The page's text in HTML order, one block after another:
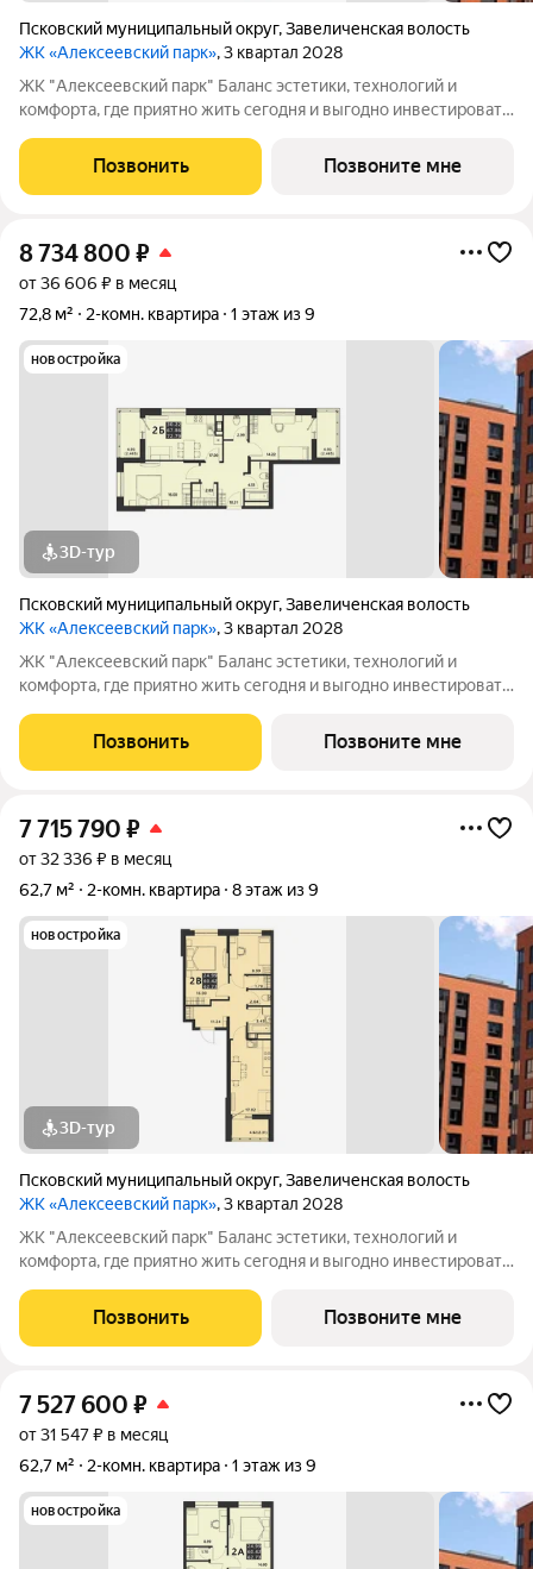
Псковский муниципальный округ,Завеличенская волость
ЖК «Алексеевский парк», 3 квартал 2028
ЖК "Алексеевский парк" Баланс эстетики, технологий и
комфорта, где приятно жить сегодня и выгодно инвестировать
современный проект комфорт класса в развивающемся
районе дальнего Завеличья. Дом выполнен в
Позвонить Позвоните мне
8 734 800 ₽
от 36 606 ₽ в месяц
72,8 м²
2-комн. квартира 1 этаж из 9
новостройка
3D-тур
Псковский муниципальный округ,Завеличенская волость
ЖК «Алексеевский парк», 3 квартал 2028
ЖК "Алексеевский парк" Баланс эстетики, технологий и
комфорта, где приятно жить сегодня и выгодно инвестировать
современный проект комфорт класса в развивающемся
районе дальнего Завеличья. Дом выполнен в
Позвонить Позвоните мне
7 715 790 ₽
от 32 336 ₽ в месяц
62,7 м²
2-комн. квартира 8 этаж из 9
новостройка
3D-тур
Псковский муниципальный округ,Завеличенская волость
ЖК «Алексеевский парк», 3 квартал 2028
ЖК "Алексеевский парк" Баланс эстетики, технологий и
комфорта, где приятно жить сегодня и выгодно инвестировать
современный проект комфорт класса в развивающемся
районе дальнего Завеличья. Дом выполнен в
Позвонить Позвоните мне
7 527 600 ₽
от 31 547 ₽ в месяц
62,7 м²
2-комн. квартира 1 этаж из 9
новостройка